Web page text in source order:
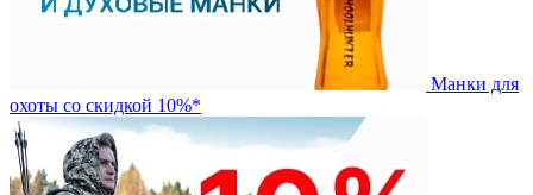
Манки для
охоты со скидкой 10%*